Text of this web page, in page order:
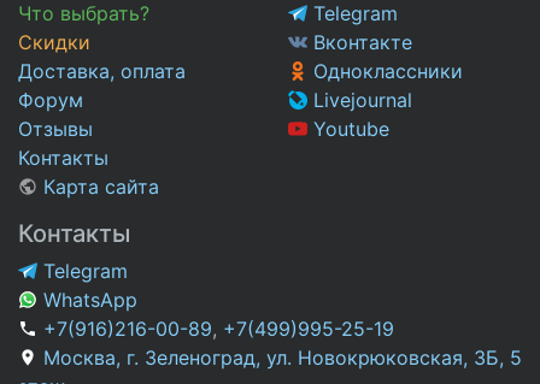
Что выбрать?
Скидки
Доставка, оплата
Форум
Отзывы
Контакты
Карта сайта
Telegram
Вконтакте
Одноклассники
Livejournal
Youtube
Контакты
Telegram
WhatsApp
+7(916)216-00-89, +7(499)995-25-19
Москва, г. Зеленоград, ул. Новокрюковская, 3Б, 5